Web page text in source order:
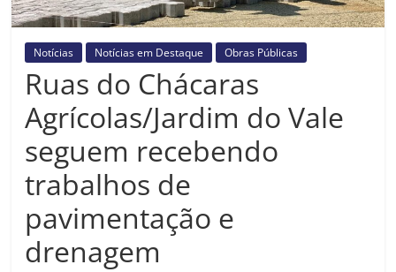
Notícias Notícias em Destaque Obras Públicas
Ruas do Chácaras
Agrícolas/Jardim do Vale
seguem recebendo
trabalhos de
pavimentação e
drenagem